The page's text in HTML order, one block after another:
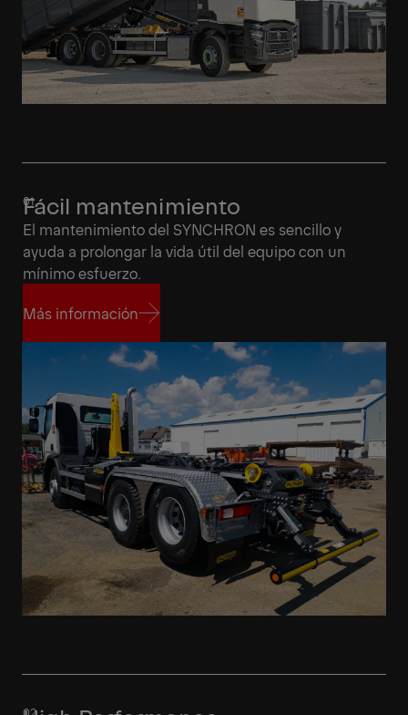
Fácil mantenimiento
El mantenimiento del SYNCHRON es sencillo y
ayuda a prolongar la vida útil del equipo con un
mínimo esfuerzo.
Más información
Más información